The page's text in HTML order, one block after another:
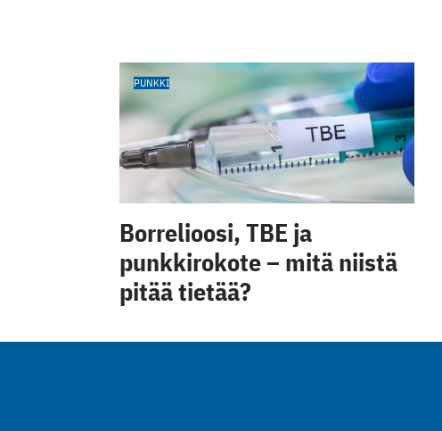
PUNKKI
Borrelioosi, TBE ja
punkkirokote – mitä niistä
pitää tietää?